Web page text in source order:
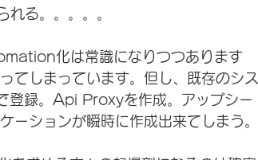
る。。。。。
化は常識になりつつあります
てしまっています。但し、既存のシス
登録。Api Proxyを作成。アップシー
ーションが瞬時に作成出来てしまう。